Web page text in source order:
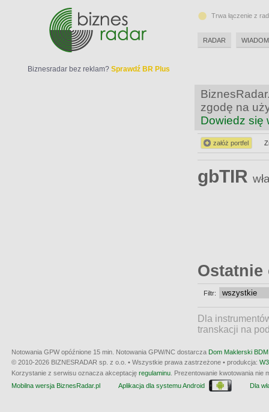
zgodę na
Dowiedz się
załóż portfel
gbTIR
Ostatnie
Filtr:
Dla
transkacji na
Biznesradar bez reklam? Sprawdź BR Plus
Trwa łączenie z
RADAR
Notowania GPW opóźnione 15 min. Notowania GPW/NC dostarcza Dom Maklerski
© 2010-2026 BIZNESRADAR sp. z o.o. • Wszystkie prawa zastrzeżone • produkcja:
Korzystanie z serwisu oznacza akceptację regulaminu . Prezentowanie kwotowania
Mobilna wersja BiznesRadar.pl
Aplikacja dla systemu Android Dla